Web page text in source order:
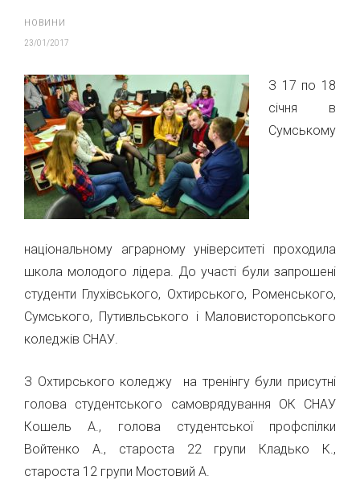
НОВИНИ
23/01/2017
З 17 по 18
січня в
Сумському
національному аграрному університеті проходила
школа молодого лідера. До участі були запрошені
студенти Глухiвського, Охтирського, Роменського,
Сумського, Путивльського і Маловисторопського
коледжiв СНАУ.
З Охтирського коледжу на тренінгу були присутні
голова студентського самоврядування ОК СНАУ
Кошель А., голова студентської профспілки
Войтенко А., староста 22 групи Кладько К.,
староста 12 групи Мостовий А.